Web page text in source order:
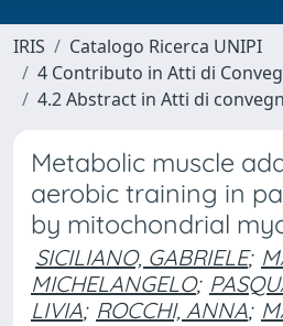
IRIS
Catalogo Ricerca UNIPI
4 Contributo in Atti di
4.2 Abstract in Atti di
Metabolic muscle
aerobic training in
by mitochondrial
SICILIANO, GABRIELE;
MICHELANGELO;
LIVIA; ROCCHI, ANNA;